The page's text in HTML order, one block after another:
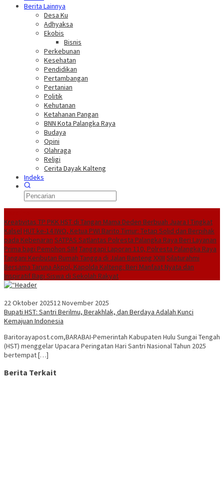
Berita Lainnya
Desa Ku
Adhyaksa
Ekobis
Bisnis
Perkebunan
Kesehatan
Pendidikan
Pertambangan
Pertanian
Politik
Kehutanan
Ketahanan Pangan
BNN Kota Palangka Raya
Budaya
Opini
Olahraga
Religi
Cerita Dayak Kalteng
Indeks
Kreativitas TP PKK HST di Tangan Mama Deden Berbuah Juara I Tingkat
KalselHUT ke-14 IWO, Ketua PWI Barito Timur: Tetap Solid dan Berpihak
pada Kebenaran SATPAS Satlantas Polresta Palangka Raya Beri Layanan
Prima bagi Pemohon SIM Tanggapi Laporan 110, Polresta Palangka Raya
Tangani Keributan Rumah Tangga di Jalan Banteng XXIII Silaturahmi
Bersama Taruna Akpol, Kapolda Kalteng: Beri Manfaat Nyata dan
Inspiratif Bagi Siswa di Sekolah Rakyat
22 Oktober 202512 November 2025
Bupati HST: Santri Berilmu, Berakhlak, dan Berdaya Adalah Kunci
Kemajuan Indonesia
Baritorayapost.com,BARABAI-Pemerintah Kabupaten Hulu Sungai Tengah
(HST) menggelar Upacara Peringatan Hari Santri Nasional Tahun 2025
bertempat […]
Berita Terkait